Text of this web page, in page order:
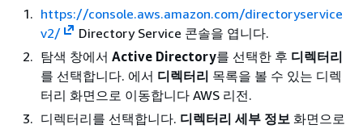
https://console.aws.amazon.com/directoryservice
v2/
Directory Service 콘솔을 엽니다.
탐색 창에서 Active Directory를 선택한 후 디렉터리
를 선택합니다. 에서 디렉터리 목록을 볼 수 있는 디렉
터리 화면으로 이동합니다 AWS 리전.
디렉터리를 선택합니다. 디렉터리 세부 정보 화면으로